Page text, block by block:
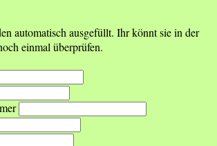
automatisch ausgefüllt. Ihr könnt sie in der
einmal überprüfen.